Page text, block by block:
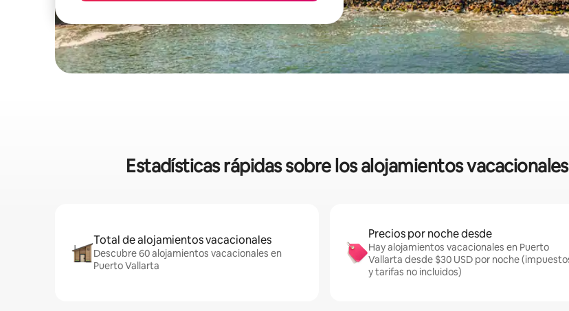
Estadísticas rápidas sobre los alojamientos
Total de alojamientos vacacionales
Descubre 60 alojamientos vacacionales en
Puerto Vallarta
Precios por noche desde
Hay alojamientos vacacionales en Puerto
Vallarta desde $30 USD por noche
y tarifas no incluidos)